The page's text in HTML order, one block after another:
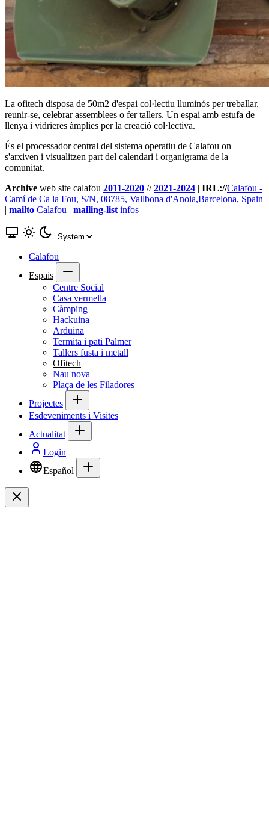
La ofitech disposa de 50m2 d'espai col·lectiu lluminós per treballar,
reunir-se, celebrar assemblees o fer tallers. Un espai amb estufa de
llenya i vidrieres àmplies per la creació col·lectiva.
És el processador central del sistema operatiu de Calafou on
s'arxiven i visualitzen part del calendari i organigrama de la
comunitat.
Archive web site calafou 2011-2020 //2021-2024 | IRL://Calafou -
Camí de Ca la Fou, S/N, 08785, Vallbona d'Anoia,Barcelona, Spain
| mailto Calafou | mailing-list infos
Calafou
Espais
Centre Social
Casa vermella
Càmping
Hackuina
Arduina
Termita i pati Palmer
Tallers fusta i metall
Ofitech
Nau nova
Plaça de les Filadores
Projectes
Esdeveniments i Visites
Actualitat
Login
Español